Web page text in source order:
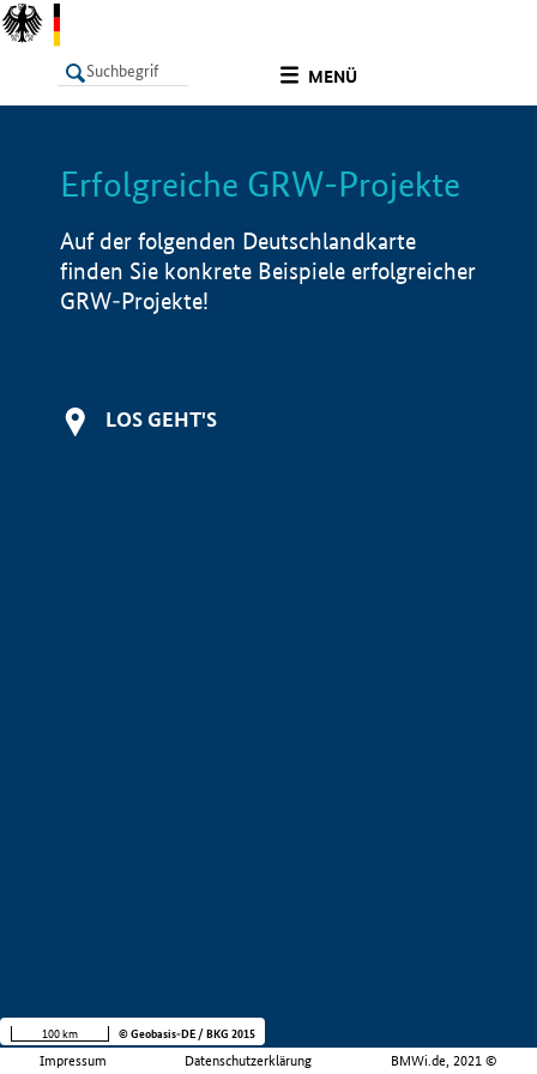
MENÜ
LISTE Info
Erfolgreiche GRW-Projekte
Auf der folgenden Deutschlandkarte
finden Sie konkrete Beispiele erfolgreicher
GRW-Projekte!
LOS GEHT'S
Impressum Datenschutzerklärung BMWi.de, 2021 ©
100 km © Geobasis-DE / BKG 2015